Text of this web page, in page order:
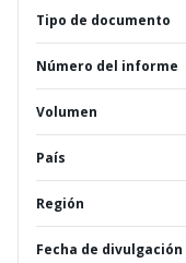
Tipo de documento
Número del informe
Volumen
País
Región
Fecha de divulgación